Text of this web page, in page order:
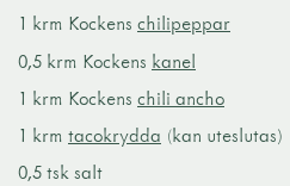
1 krm Kockens chilipeppar
0,5 krm Kockens kanel
1 krm Kockens chili ancho
1 krm tacokrydda (kan uteslutas)
0,5 tsk salt